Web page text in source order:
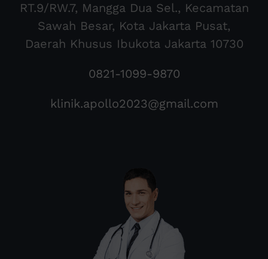
RT.9/RW.7, Mangga Dua Sel., Kecamatan
Sawah Besar, Kota Jakarta Pusat,
Daerah Khusus Ibukota Jakarta 10730
0821-1099-9870
klinik.apollo2023@gmail.com